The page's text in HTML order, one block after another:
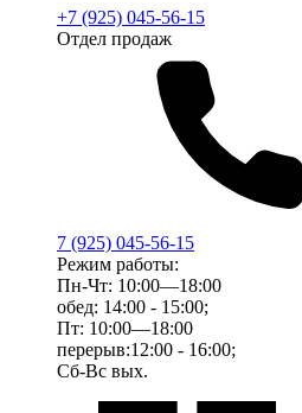
+7 (925) 045-56-15
Отдел продаж
7 (925) 045-56-15
Режим работы:
Пн-Чт: 10:00—18:00
обед: 14:00 - 15:00;
Пт: 10:00—18:00
перерыв:12:00 - 16:00;
Сб-Вс вых.